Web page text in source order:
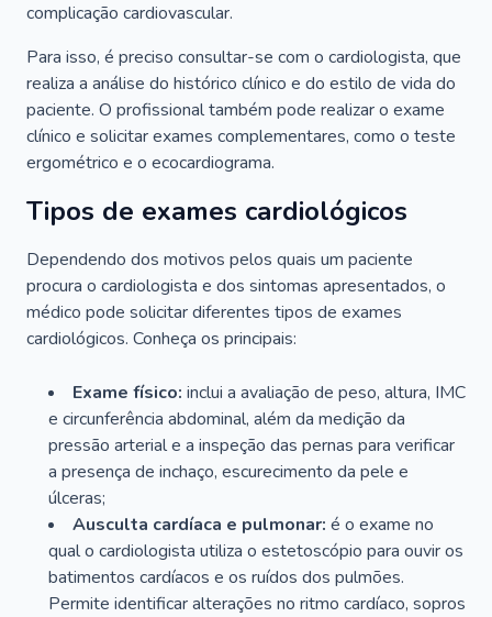
complicação cardiovascular.
Para isso, é preciso consultar-se com o cardiologista, que
realiza a análise do histórico clínico e do estilo de vida do
paciente. O profissional também pode realizar o exame
clínico e solicitar exames complementares, como o teste
ergométrico e o ecocardiograma.
Tipos de exames cardiológicos
Dependendo dos motivos pelos quais um paciente
procura o cardiologista e dos sintomas apresentados, o
médico pode solicitar diferentes tipos de exames
cardiológicos. Conheça os principais:
Exame físico: inclui a avaliação de peso, altura, IMC
e circunferência abdominal, além da medição da
pressão arterial e a inspeção das pernas para verificar
a presença de inchaço, escurecimento da pele e
úlceras;
Ausculta cardíaca e pulmonar: é o exame no
qual o cardiologista utiliza o estetoscópio para ouvir os
batimentos cardíacos e os ruídos dos pulmões.
Permite identificar alterações no ritmo cardíaco, sopros